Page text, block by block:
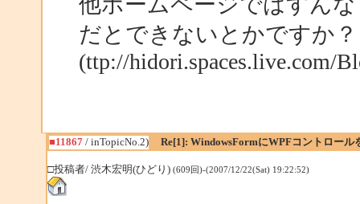
だとできないとかですか？
(ttp://hidori.spaces.live.com/
■11867/ inTopicNo.2) Re[1]: WindowsFormにWPFコントロール
□投稿者/ 渋木宏明(ひどり) (609回)-(2007/12/22(Sat) 19:22:52)